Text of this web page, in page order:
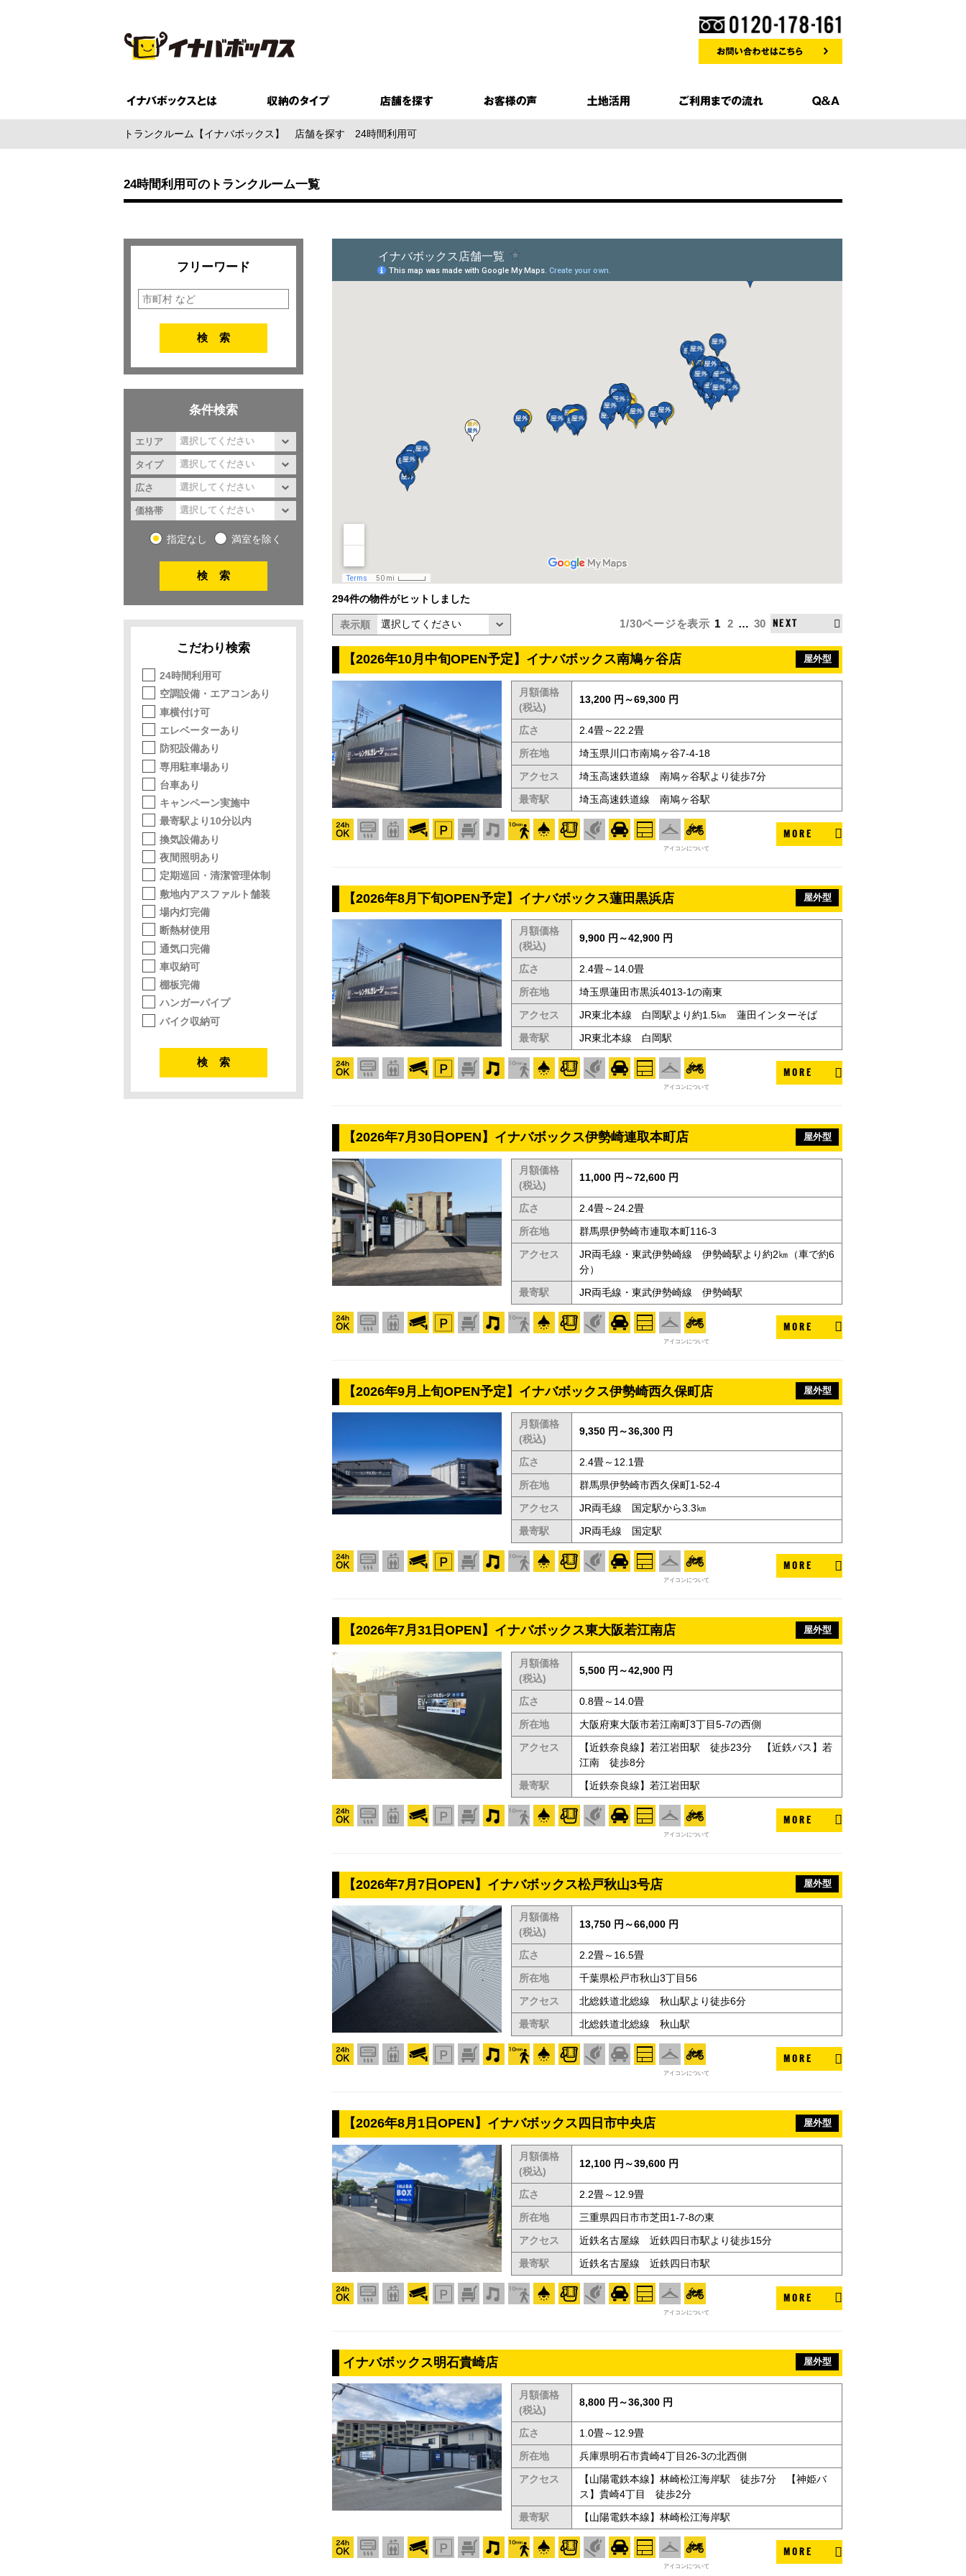
トランクルーム【イナバボックス】 店舗を探す 24時間利用可
24時間利用可のトランクルーム一覧
294件の物件がヒットしました
表示順 1/30ページを表示 1 2 … 30 NEXT
【2026年10月中旬OPEN予定】イナバボックス南鳩ヶ谷店 屋外型
月額価格
(税込)
13,200 円～69,300 円
広さ
2.4畳～22.2畳
所在地
埼玉県川口市南鳩ヶ谷7-4-18
アクセス
埼玉高速鉄道線 南鳩ヶ谷駅より徒歩7分
最寄駅
埼玉高速鉄道線 南鳩ヶ谷駅
アイコンについて
MORE
【2026年8月下旬OPEN予定】イナバボックス蓮田黒浜店 屋外型
月額価格
(税込)
9,900 円～42,900 円
広さ
2.4畳～14.0畳
所在地
埼玉県蓮田市黒浜4013-1の南東
アクセス
JR東北本線 白岡駅より約1.5㎞ 蓮田インターそば
最寄駅
JR東北本線 白岡駅
アイコンについて
MORE
【2026年7月30日OPEN】イナバボックス伊勢崎連取本町店 屋外型
月額価格
(税込)
11,000 円～72,600 円
広さ
2.4畳～24.2畳
所在地
群馬県伊勢崎市連取本町116-3
アクセス
JR両毛線・東武伊勢崎線 伊勢崎駅より約2㎞（車で約6
分）
最寄駅
JR両毛線・東武伊勢崎線 伊勢崎駅
アイコンについて
MORE
【2026年9月上旬OPEN予定】イナバボックス伊勢崎西久保町店 屋外型
月額価格
(税込)
9,350 円～36,300 円
広さ
2.4畳～12.1畳
所在地
群馬県伊勢崎市西久保町1-52-4
アクセス
JR両毛線 国定駅から3.3㎞
最寄駅
JR両毛線 国定駅
アイコンについて
MORE
【2026年7月31日OPEN】イナバボックス東大阪若江南店 屋外型
月額価格
(税込)
5,500 円～42,900 円
広さ
0.8畳～14.0畳
所在地
大阪府東大阪市若江南町3丁目5-7の西側
アクセス
【近鉄奈良線】若江岩田駅 徒歩23分 【近鉄バス】若
江南 徒歩8分
最寄駅
【近鉄奈良線】若江岩田駅
アイコンについて
MORE
【2026年7月7日OPEN】イナバボックス松戸秋山3号店 屋外型
月額価格
(税込)
13,750 円～66,000 円
広さ
2.2畳～16.5畳
所在地
千葉県松戸市秋山3丁目56
アクセス
北総鉄道北総線 秋山駅より徒歩6分
最寄駅
北総鉄道北総線 秋山駅
アイコンについて
MORE
【2026年8月1日OPEN】イナバボックス四日市中央店 屋外型
月額価格
(税込)
12,100 円～39,600 円
広さ
2.2畳～12.9畳
所在地
三重県四日市市芝田1-7-8の東
アクセス
近鉄名古屋線 近鉄四日市駅より徒歩15分
最寄駅
近鉄名古屋線 近鉄四日市駅
アイコンについて
MORE
イナバボックス明石貴崎店 屋外型
月額価格
(税込)
8,800 円～36,300 円
広さ
1.0畳～12.9畳
所在地
兵庫県明石市貴崎4丁目26-3の北西側
アクセス
【山陽電鉄本線】林崎松江海岸駅 徒歩7分 【神姫バ
ス】貴崎4丁目 徒歩2分
最寄駅
【山陽電鉄本線】林崎松江海岸駅
アイコンについて
MORE
フリーワード
条件検索
エリア
タイプ
広さ
価格帯
指定なし 満室を除く
こだわり検索
24時間利用可
空調設備・エアコンあり
車横付け可
エレベーターあり
防犯設備あり
専用駐車場あり
台車あり
キャンペーン実施中
最寄駅より10分以内
換気設備あり
夜間照明あり
定期巡回・清潔管理体制
敷地内アスファルト舗装
場内灯完備
断熱材使用
通気口完備
車収納可
棚板完備
ハンガーパイプ
バイク収納可